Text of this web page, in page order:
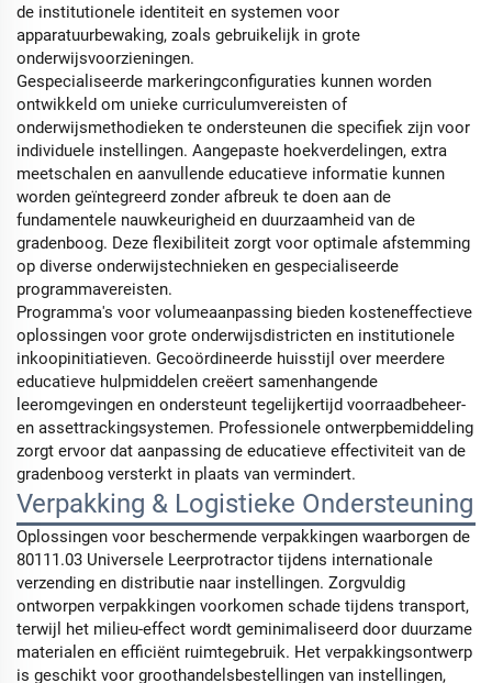
de institutionele identiteit en systemen voor
apparatuurbewaking, zoals gebruikelijk in grote
onderwijsvoorzieningen.
Gespecialiseerde markeringconfiguraties kunnen worden
ontwikkeld om unieke curriculumvereisten of
onderwijsmethodieken te ondersteunen die specifiek zijn voor
individuele instellingen. Aangepaste hoekverdelingen, extra
meetschalen en aanvullende educatieve informatie kunnen
worden geïntegreerd zonder afbreuk te doen aan de
fundamentele nauwkeurigheid en duurzaamheid van de
gradenboog. Deze flexibiliteit zorgt voor optimale afstemming
op diverse onderwijstechnieken en gespecialiseerde
programmavereisten.
Programma's voor volumeaanpassing bieden kosteneffectieve
oplossingen voor grote onderwijsdistricten en institutionele
inkoopinitiatieven. Gecoördineerde huisstijl over meerdere
educatieve hulpmiddelen creëert samenhangende
leeromgevingen en ondersteunt tegelijkertijd voorraadbeheer-
en assettrackingsystemen. Professionele ontwerpbemiddeling
zorgt ervoor dat aanpassing de educatieve effectiviteit van de
gradenboog versterkt in plaats van vermindert.
Verpakking & Logistieke Ondersteuning
Oplossingen voor beschermende verpakkingen waarborgen de
80111.03 Universele Leerprotractor tijdens internationale
verzending en distributie naar instellingen. Zorgvuldig
ontworpen verpakkingen voorkomen schade tijdens transport,
terwijl het milieu-effect wordt geminimaliseerd door duurzame
materialen en efficiënt ruimtegebruik. Het verpakkingsontwerp
is geschikt voor groothandelsbestellingen van instellingen,